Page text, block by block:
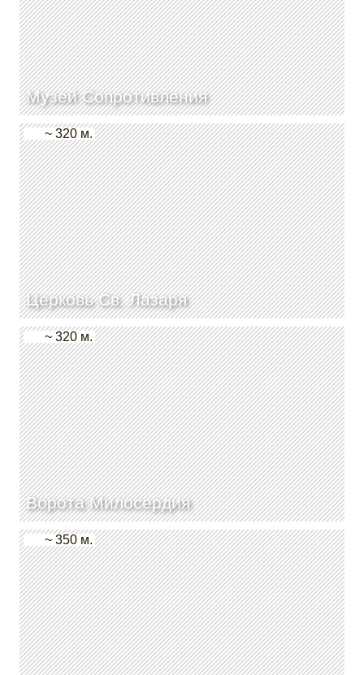
Музей Сопротивления
Церковь Св. Лазаря
~ 320 м.
Ворота Милосердия
~ 320 м.
~ 350 м.